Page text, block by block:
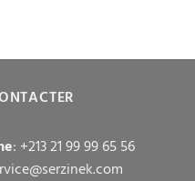
: +213 21 99 99 65 56